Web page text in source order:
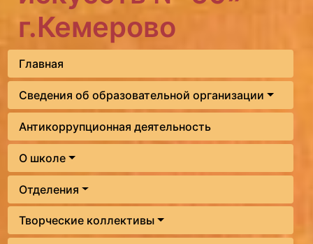
г.Кемерово
Главная
Сведения об образовательной организации
Антикоррупционная деятельность
О школе
Отделения
Творческие коллективы